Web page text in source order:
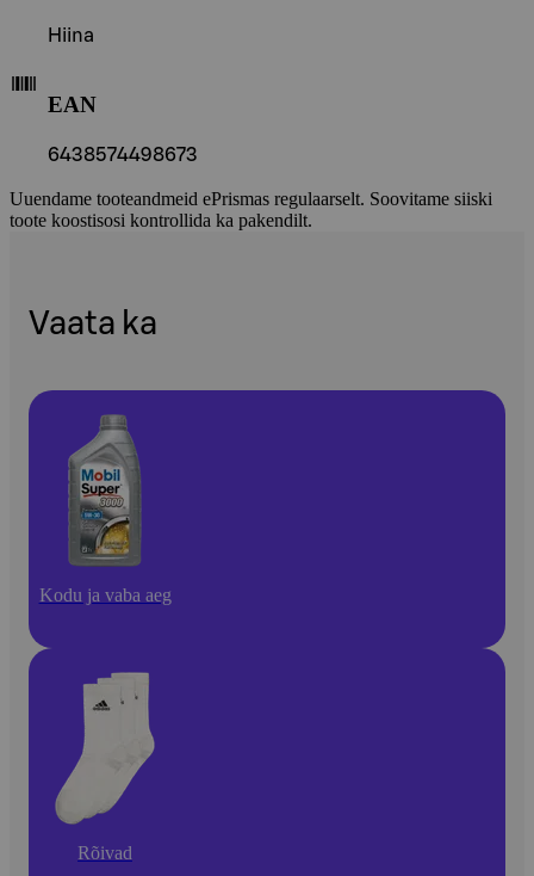
Hiina
EAN
6438574498673
Uuendame tooteandmeid ePrismas regulaarselt. Soovitame siiski
toote koostisosi kontrollida ka pakendilt.
Vaata ka
Kodu ja vaba aeg
Rõivad